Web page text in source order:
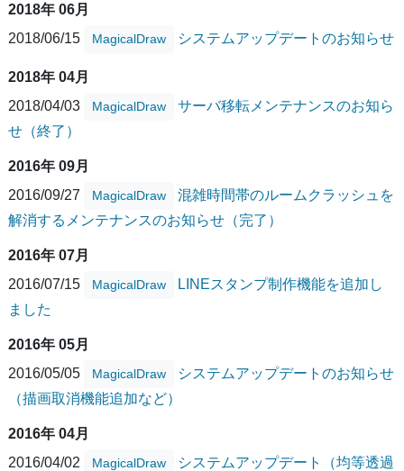
2018年 06月
2018/06/15
MagicalDraw システムアップデートのお知らせ
2018年 04月
2018/04/03
MagicalDraw
サーバ移転メンテナンスのお知ら
せ（終了）
2016年 09月
2016/09/27
MagicalDraw
混雑時間帯のルームクラッシュを
解消するメンテナンスのお知らせ（完了）
2016年 07月
2016/07/15
MagicalDraw
LINEスタンプ制作機能を追加し
ました
2016年 05月
2016/05/05
MagicalDraw
システムアップデートのお知らせ
（描画取消機能追加など）
2016年 04月
2016/04/02
MagicalDraw
システムアップデート（均等透過